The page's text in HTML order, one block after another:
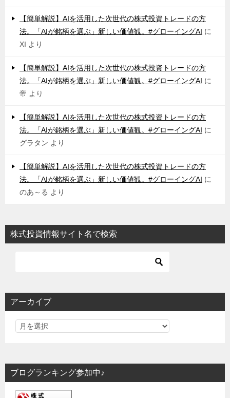
【簡単解説】AIを活用した次世代の株式投資トレードの方
法。「AIが銘柄を選ぶ」新しい価値観。#グローイングAI に
XI より
【簡単解説】AIを活用した次世代の株式投資トレードの方
法。「AIが銘柄を選ぶ」新しい価値観。#グローイングAI に
帝 より
【簡単解説】AIを活用した次世代の株式投資トレードの方
法。「AIが銘柄を選ぶ」新しい価値観。#グローイングAI に
グラタン より
【簡単解説】AIを活用した次世代の株式投資トレードの方
法。「AIが銘柄を選ぶ」新しい価値観。#グローイングAI に
のあ～る より
株式投資情報サイト名で検索
アーカイブ
ブログランキング参加中♪